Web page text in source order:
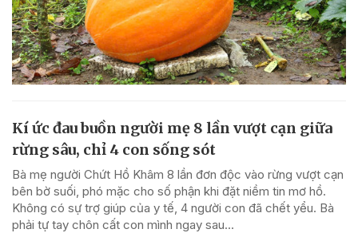
Kí ức đau buồn người mẹ 8 lần vượt cạn giữa
rừng sâu, chỉ 4 con sống sót
Bà mẹ người Chứt Hồ Khâm 8 lần đơn độc vào rừng vượt cạn
bên bờ suối, phó mặc cho số phận khi đặt niềm tin mơ hồ.
Không có sự trợ giúp của y tế, 4 người con đã chết yểu. Bà
phải tự tay chôn cất con mình ngay sau...